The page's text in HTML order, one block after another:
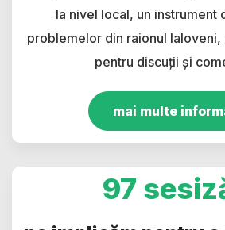
la nivel local, un instrument
problemelor din raionul
pentru discuții și
mai multe
97